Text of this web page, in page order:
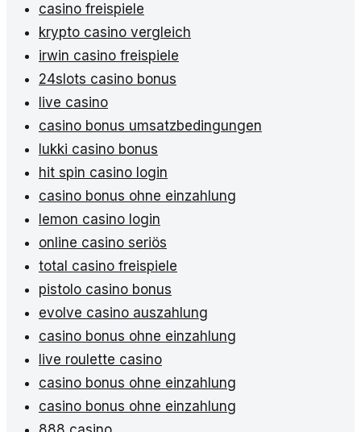
casino freispiele
krypto casino vergleich
irwin casino freispiele
24slots casino bonus
live casino
casino bonus umsatzbedingungen
lukki casino bonus
hit spin casino login
casino bonus ohne einzahlung
lemon casino login
online casino seriös
total casino freispiele
pistolo casino bonus
evolve casino auszahlung
casino bonus ohne einzahlung
live roulette casino
casino bonus ohne einzahlung
casino bonus ohne einzahlung